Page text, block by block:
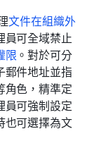
文件在組織外
員可全域禁止
限 。對於可分
郵件地址並指
角色，精準定
員可強制設定
也可選擇為文